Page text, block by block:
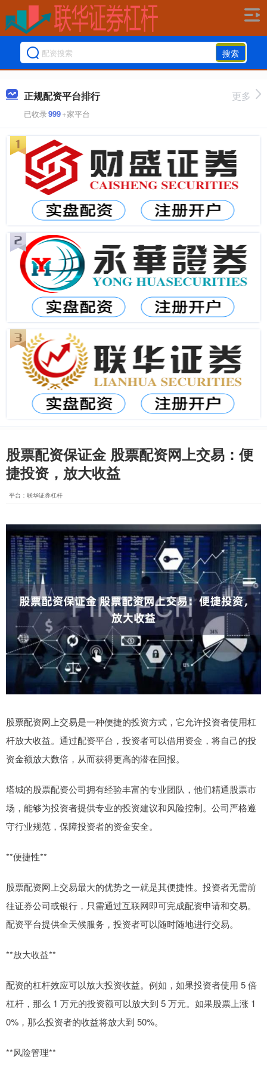
搜索
正规配资平台排行
已收录999+家平台
更多
股票配资保证金 股票配资网上交易：便
捷投资，放大收益
平台：联华证券杠杆
股票配资网上交易是一种便捷的投资方式，它允许投资者使用杠
杆放大收益。通过配资平台，投资者可以借用资金，将自己的投
资金额放大数倍，从而获得更高的潜在回报。
塔城的股票配资公司拥有经验丰富的专业团队，他们精通股票市
场，能够为投资者提供专业的投资建议和风险控制。公司严格遵
守行业规范，保障投资者的资金安全。
**便捷性**
股票配资网上交易最大的优势之一就是其便捷性。投资者无需前
往证券公司或银行，只需通过互联网即可完成配资申请和交易。
配资平台提供全天候服务，投资者可以随时随地进行交易。
**放大收益**
配资的杠杆效应可以放大投资收益。例如，如果投资者使用 5 倍
杠杆，那么 1 万元的投资额可以放大到 5 万元。如果股票上涨 1
0%，那么投资者的收益将放大到 50%。
**风险管理**